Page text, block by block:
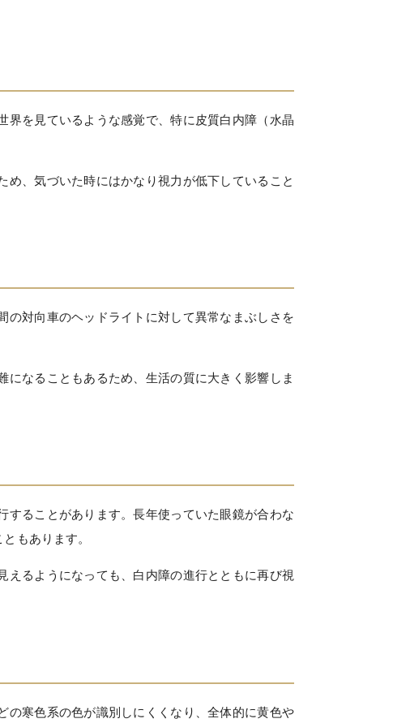
界を見ているような感覚で、特に皮質白内障（水晶
、気づいた時にはかなり視力が低下していること
の対向車のヘッドライトに対して異常なまぶしさを
なることもあるため、生活の質に大きく影響しま
することがあります。長年使っていた眼鏡が合わな
もあります。
るようになっても、白内障の進行とともに再び視
の寒色系の色が識別しにくくなり、全体的に黄色や